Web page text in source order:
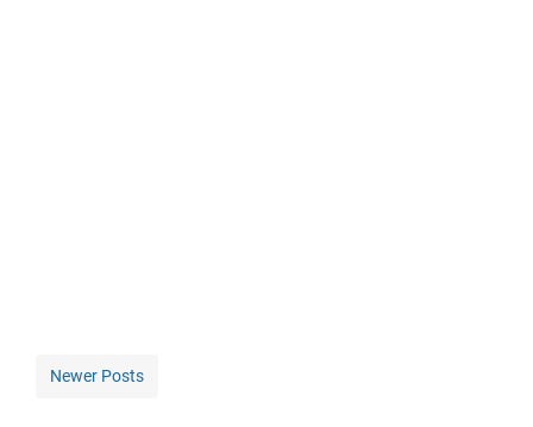
Newer Posts